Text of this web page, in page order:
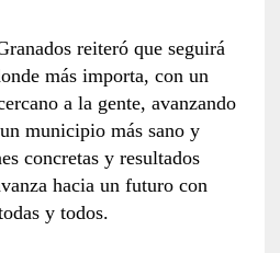
reiteró que seguirá
más importa, con un
a la gente, avanzando
municipio más sano y
concretas y resultados
hacia un futuro con
y todos.